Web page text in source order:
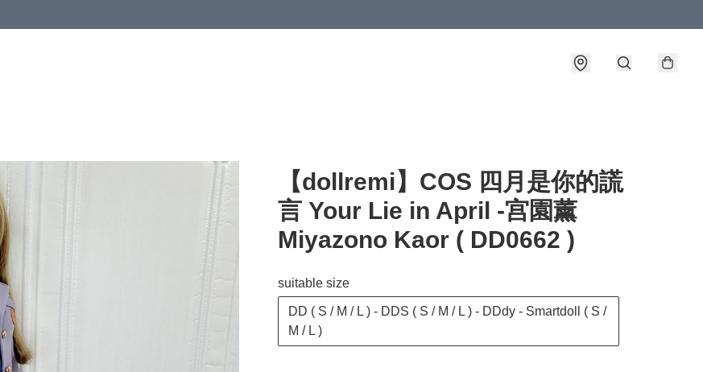
【dollremi】COS 四月是你的謊
言 Your Lie in April -宫園薰
Miyazono Kaor ( DD0662 )
suitable size
DD ( S / M / L ) - DDS ( S / M / L ) - DDdy - Smartdoll ( S /
M / L )